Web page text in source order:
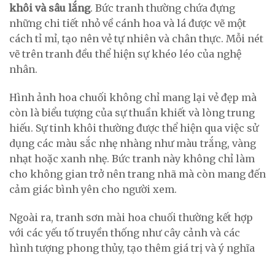
khôi và sâu lắng. Bức tranh thường chứa đựng
những chi tiết nhỏ về cánh hoa và lá được vẽ một
cách tỉ mỉ, tạo nên vẻ tự nhiên và chân thực. Mỗi nét
vẽ trên tranh đều thể hiện sự khéo léo của nghệ
nhân.
Hình ảnh hoa chuối không chỉ mang lại vẻ đẹp mà
còn là biểu tượng của sự thuần khiết và lòng trung
hiếu. Sự tinh khôi thường được thể hiện qua việc sử
dụng các màu sắc nhẹ nhàng như màu trắng, vàng
nhạt hoặc xanh nhẹ. Bức tranh này không chỉ làm
cho không gian trở nên trang nhã mà còn mang đến
cảm giác bình yên cho người xem.
Ngoài ra, tranh sơn mài hoa chuối thường kết hợp
với các yếu tố truyền thống như cây cảnh và các
hình tượng phong thủy, tạo thêm giá trị và ý nghĩa